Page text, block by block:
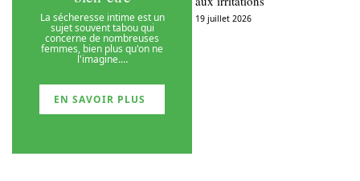
La sécheresse intime est un
sujet souvent tabou qui
concerne de nombreuses
femmes, bien plus qu'on ne
l'imagine.…
EN SAVOIR PLUS
19 juillet 2026